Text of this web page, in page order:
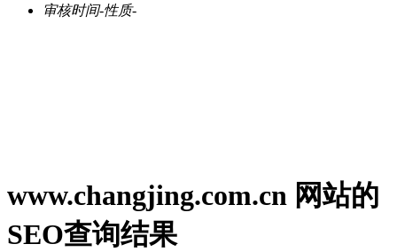
审核时间-性质-
www.changjing.com.cn 网站的
SEO查询结果